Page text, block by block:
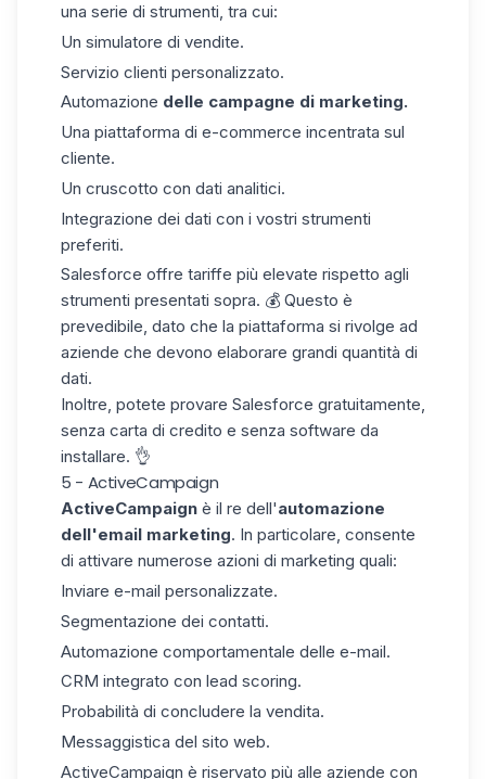
una serie di strumenti, tra cui:
Un simulatore di vendite.
Servizio clienti personalizzato.
Automazione delle campagne di marketing.
Una piattaforma di e-commerce incentrata sul
cliente.
Un cruscotto con dati analitici.
Integrazione dei dati con i vostri strumenti
preferiti.
Salesforce offre tariffe più elevate rispetto agli
strumenti presentati sopra. 💰 Questo è
prevedibile, dato che la piattaforma si rivolge ad
aziende che devono elaborare grandi quantità di
dati.
Inoltre, potete provare Salesforce gratuitamente,
senza carta di credito e senza software da
installare. 👌
5 - ActiveCampaign
ActiveCampaign è il re dell'automazione
dell'email marketing. In particolare, consente
di attivare numerose azioni di marketing quali:
Inviare e-mail personalizzate.
Segmentazione dei contatti.
Automazione comportamentale delle e-mail.
CRM integrato con lead scoring.
Probabilità di concludere la vendita.
Messaggistica del sito web.
ActiveCampaign è riservato più alle aziende con